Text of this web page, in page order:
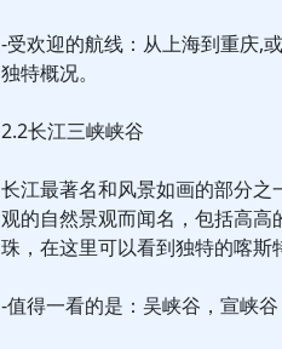
-受欢迎的航线：从上海到重庆,
独特概况。
2.2长江三峡峡谷
长江最著名和风景如画的部分
观的自然景观而闻名，包括高
珠，在这里可以看到独特的喀斯
-值得一看的是：吴峡谷，宣峡